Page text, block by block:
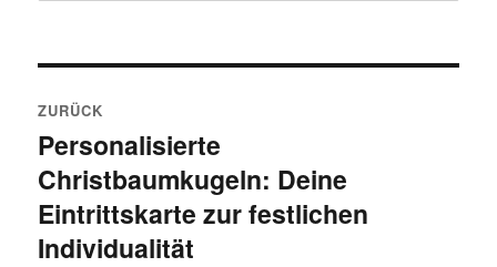
ZURÜCK
Vorheriger Beitrag:
Personalisierte
Christbaumkugeln: Deine
Eintrittskarte zur festlichen
Individualität